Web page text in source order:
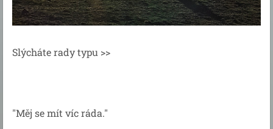
Slýcháte rady typu >>
"Měj se mít víc ráda."